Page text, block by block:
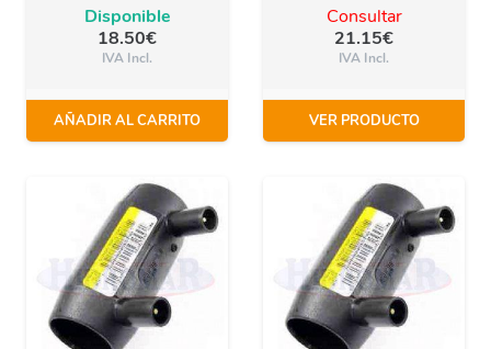
Disponible
18.50€
IVA Incl.
AÑADIR AL CARRITO
Consultar
21.15€
IVA Incl.
VER PRODUCTO